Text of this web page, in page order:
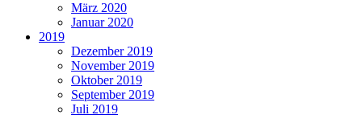
März 2020
Januar 2020
2019
Dezember 2019
November 2019
Oktober 2019
September 2019
Juli 2019